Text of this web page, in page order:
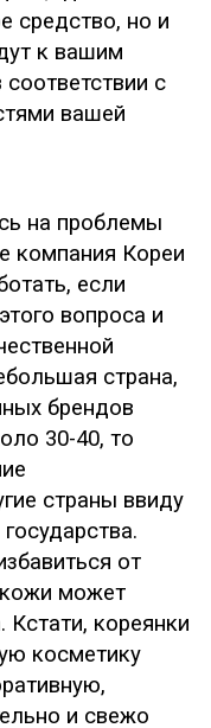
средство, но и
к вашим
с
вашей
на проблемы
компания Кореи
если
вопроса и
страна,
брендов
30-40, то
страны ввиду
от
кожи может
кореянки
косметику
и свежо